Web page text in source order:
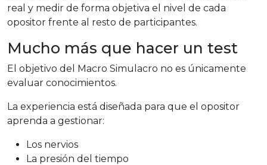
real y medir de forma objetiva el nivel de cada
opositor frente al resto de participantes.
Mucho más que hacer un test
El objetivo del Macro Simulacro no es únicamente
evaluar conocimientos.
La experiencia está diseñada para que el opositor
aprenda a gestionar:
Los nervios
La presión del tiempo